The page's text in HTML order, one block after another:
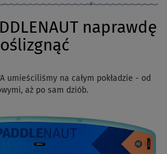
naprawdę
umieściliśmy na całym pokładzie - od
aż po sam dziób.